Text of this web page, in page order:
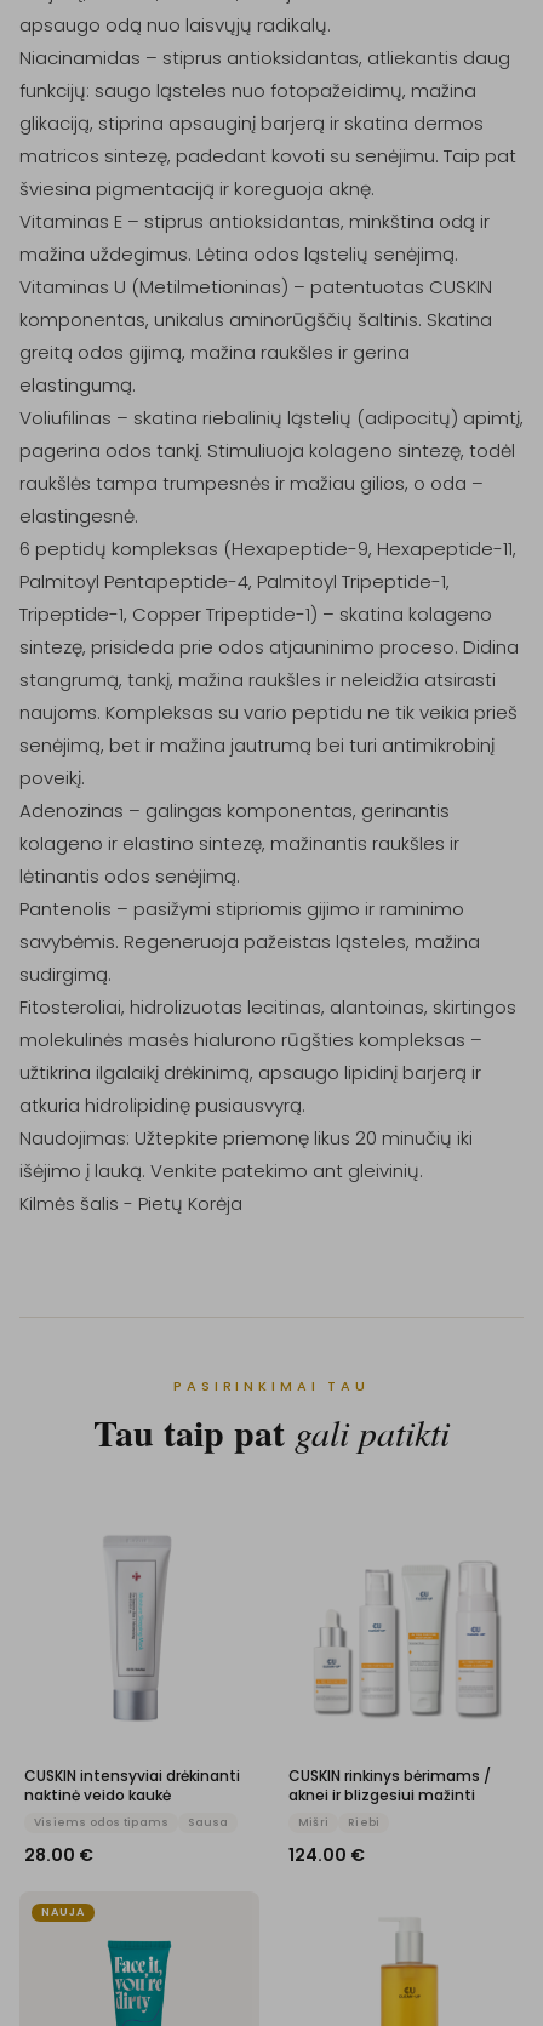
apsaugo odą nuo laisvųjų radikalų.
Niacinamidas – stiprus antioksidantas, atliekantis daug
funkcijų: saugo ląsteles nuo fotopažeidimų, mažina
glikaciją, stiprina apsauginį barjerą ir skatina dermos
matricos sintezę, padedant kovoti su senėjimu. Taip pat
šviesina pigmentaciją ir koreguoja aknę.
Vitaminas E – stiprus antioksidantas, minkština odą ir
mažina uždegimus. Lėtina odos ląstelių senėjimą.
Vitaminas U (Metilmetioninas) – patentuotas CUSKIN
komponentas, unikalus aminorūgščių šaltinis. Skatina
greitą odos gijimą, mažina raukšles ir gerina
elastingumą.
Voliufilinas – skatina riebalinių ląstelių (adipocitų) apimtį,
pagerina odos tankį. Stimuliuoja kolageno sintezę, todėl
raukšlės tampa trumpesnės ir mažiau gilios, o oda –
elastingesnė.
6 peptidų kompleksas (Hexapeptide-9, Hexapeptide-11,
Palmitoyl Pentapeptide-4, Palmitoyl Tripeptide-1,
Tripeptide-1, Copper Tripeptide-1) – skatina kolageno
sintezę, prisideda prie odos atjauninimo proceso. Didina
stangrumą, tankį, mažina raukšles ir neleidžia atsirasti
naujoms. Kompleksas su vario peptidu ne tik veikia prieš
senėjimą, bet ir mažina jautrumą bei turi antimikrobinį
poveikį.
Adenozinas – galingas komponentas, gerinantis
kolageno ir elastino sintezę, mažinantis raukšles ir
lėtinantis odos senėjimą.
Pantenolis – pasižymi stipriomis gijimo ir raminimo
savybėmis. Regeneruoja pažeistas ląsteles, mažina
sudirgimą.
Fitosteroliai, hidrolizuotas lecitinas, alantoinas, skirtingos
molekulinės masės hialurono rūgšties kompleksas –
užtikrina ilgalaikį drėkinimą, apsaugo lipidinį barjerą ir
atkuria hidrolipidinę pusiausvyrą.
Naudojimas: Užtepkite priemonę likus 20 minučių iki
išėjimo į lauką. Venkite patekimo ant gleivinių.
Kilmės šalis - Pietų Korėja
PASIRINKIMAI TAU
Tau taip pat gali patikti
CUSKIN intensyviai drėkinanti
naktinė veido kaukė
Visiems odos tipams Sausa
28.00 €
CUSKIN rinkinys bėrimams /
aknei ir blizgesiui mažinti
Mišri Riebi
124.00 €
NAUJA